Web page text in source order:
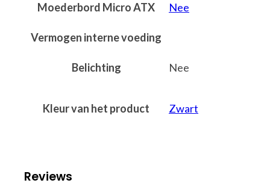
Moederbord Micro ATX Nee
Vermogen interne voeding
Belichting Nee
Kleur van het product Zwart
Reviews